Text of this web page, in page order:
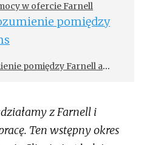
w ofercie Farnell
pomiędzy Farnell a
z Farnell i
Ten wstępny okres